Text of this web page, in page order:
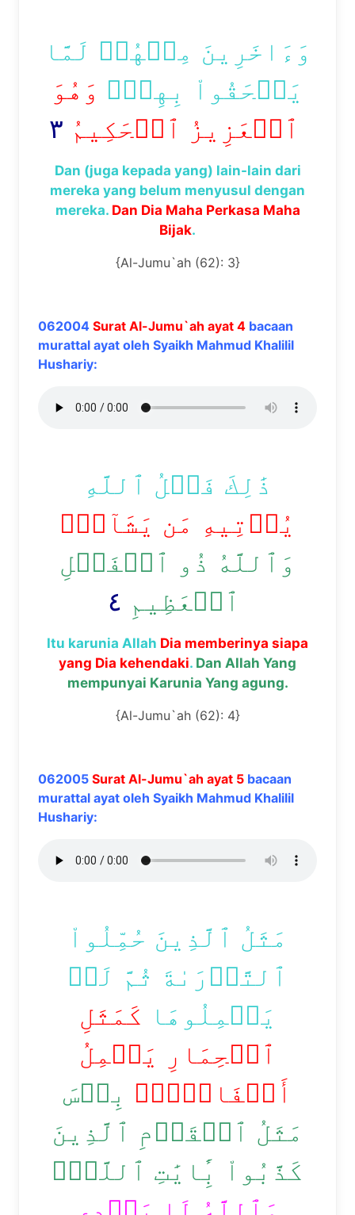
وَءَاخَرِينَ مِنۡهُمۡ لَمَّا
يَلۡحَقُواْ بِهِمۡۚ وَهُوَ
ٱلۡعَزِيزُ ٱلۡحَكِيمُ ٣
Dan (juga kepada yang) lain-lain dari
mereka yang belum menyusul dengan
mereka. Dan Dia Maha Perkasa Maha
Bijak.
{Al-Jumu`ah (62): 3}
062004 Surat Al-Jumu`ah ayat 4 bacaan
murattal ayat oleh Syaikh Mahmud Khalilil
Hushariy:
ذَٰلِكَ فَضۡلُ ٱللَّهِ
يُؤۡتِيهِ مَن يَشَآءُۚ
وَٱللَّهُ ذُو ٱلۡفَضۡلِ
ٱلۡعَظِيمِ ٤
Itu karunia Allah Dia memberinya siapa
yang Dia kehendaki. Dan Allah Yang
mempunyai Karunia Yang agung.
{Al-Jumu`ah (62): 4}
062005 Surat Al-Jumu`ah ayat 5 bacaan
murattal ayat oleh Syaikh Mahmud Khalilil
Hushariy:
مَثَلُ ٱلَّذِينَ حُمِّلُواْ
ٱلتَّوۡرَىٰةَ ثُمَّ لَمۡ
يَحۡمِلُوهَا كَمَثَلِ
ٱلۡحِمَارِ يَحۡمِلُ
أَسۡفَارَۢاۚ بِئۡسَ
مَثَلُ ٱلۡقَوۡمِ ٱلَّذِينَ
كَذَّبُواْ بِ‍َٔايَٰتِ ٱللَّهِۚ